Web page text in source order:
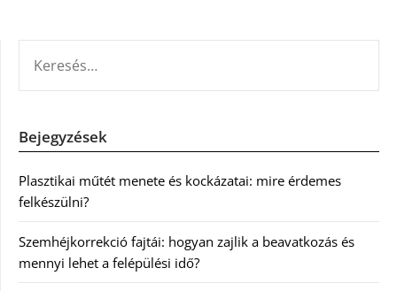
Bejegyzések
Plasztikai műtét menete és kockázatai: mire érdemes
felkészülni?
Szemhéjkorrekció fajtái: hogyan zajlik a beavatkozás és
mennyi lehet a felépülési idő?